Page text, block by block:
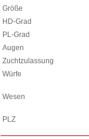
Größe
HD-Grad
PL-Grad
Augen
Zuchtzulassung
Würfe
Wesen
PLZ